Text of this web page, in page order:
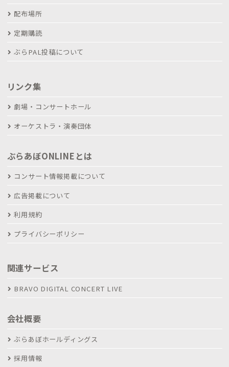
配布場所
定期購読
ぶらPAL投稿について
リンク集
劇場・コンサートホール
オーケストラ・演奏団体
ぶらあぼONLINEとは
コンサート情報掲載について
広告掲載について
利用規約
プライバシーポリシー
関連サービス
BRAVO DIGITAL CONCERT LIVE
会社概要
ぶらあぼホールディングス
採用情報